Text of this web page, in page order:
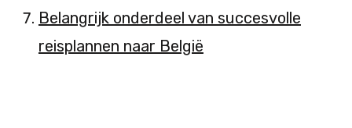
Belangrijk onderdeel van succesvolle
reisplannen naar België